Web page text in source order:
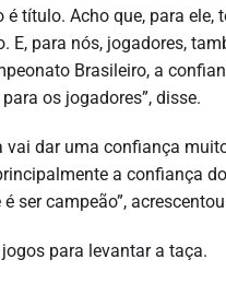
título. Acho que, para ele,
para nós, jogadores,
Brasileiro, a
os jogadores”, disse.
vai dar uma confiança
a confiança
ser campeão”,
para levantar a taça.